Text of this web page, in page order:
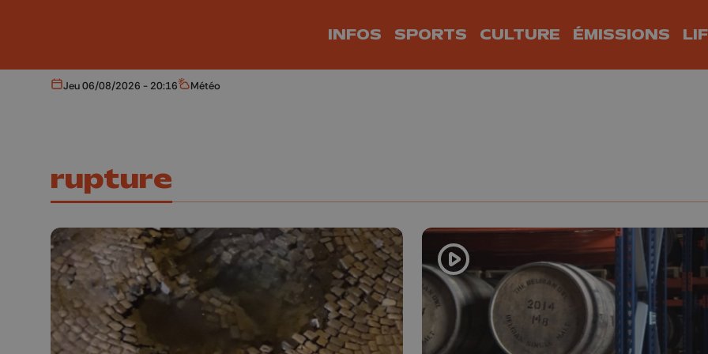
INFOS SPORTS CULTURE ÉMISSIONS
Aujourd'hui
Jeu 06/08/2026 - 20:16 Météo
Météo
rupture